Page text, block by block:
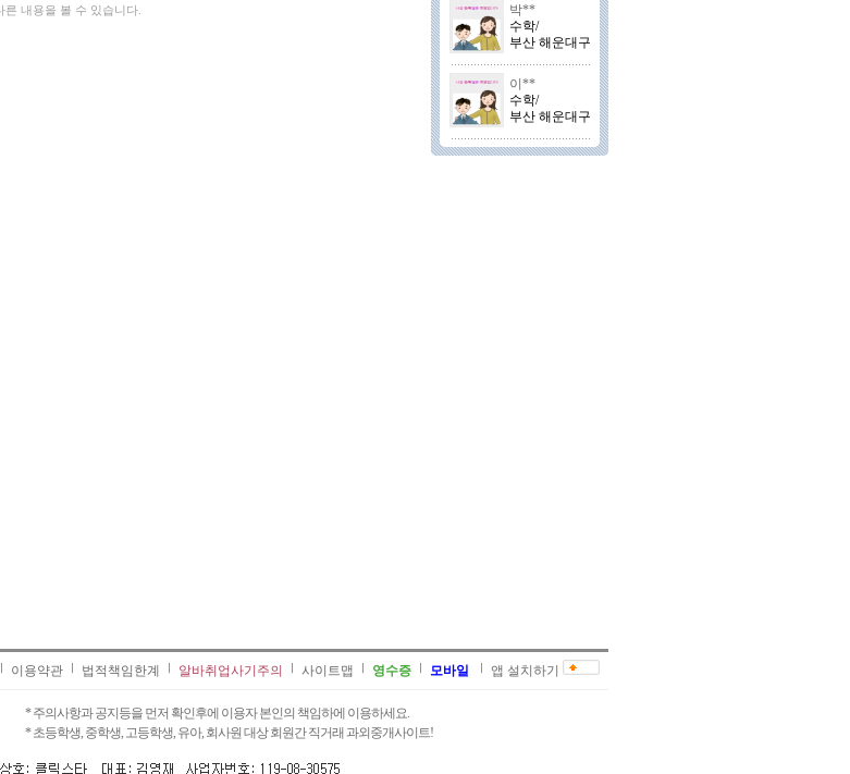
내용을 볼 수 있습니다.
박**
수학/
부산 해운대구
이**
수학/
부산 해운대구
이용약관 법적책임한계 알바취업사기주의 사이트맵 영수증 모바일 앱 설치하기
* 주의사항과 공지등을 먼저 확인후에 이용자 본인의 책임하에 이용하세요.
* 초등학생, 중학생, 고등학생, 유아, 회사원 대상 회원간 직거래 과외중개사이트!